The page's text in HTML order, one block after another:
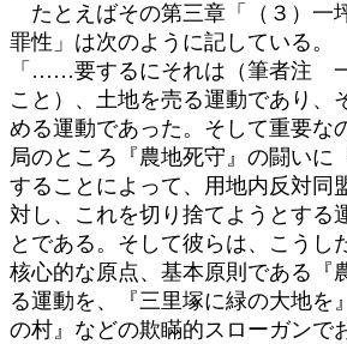
たとえばその第三章「（３）一
罪性」は次のように記している。
「……要するにそれは（筆者注
こと）、土地を売る運動であり、
める運動であった。そして重要な
局のところ『農地死守』の闘いに
することによって、用地内反対同
対し、これを切り捨てようとする
とである。そして彼らは、こうし
核心的な原点、基本原則である『
る運動を、『三里塚に緑の大地を
の村』などの欺瞞的スローガンで